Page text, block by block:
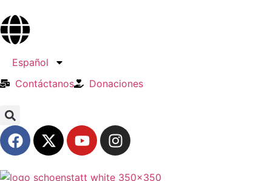
Español
Contáctanos
Donaciones